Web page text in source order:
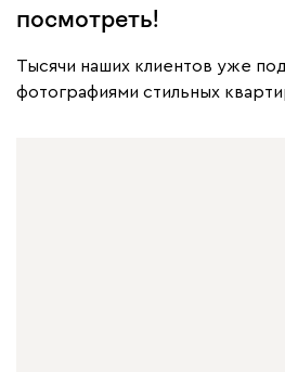
посмотреть!
Тысячи наших клиентов уже
фотографиями стильных